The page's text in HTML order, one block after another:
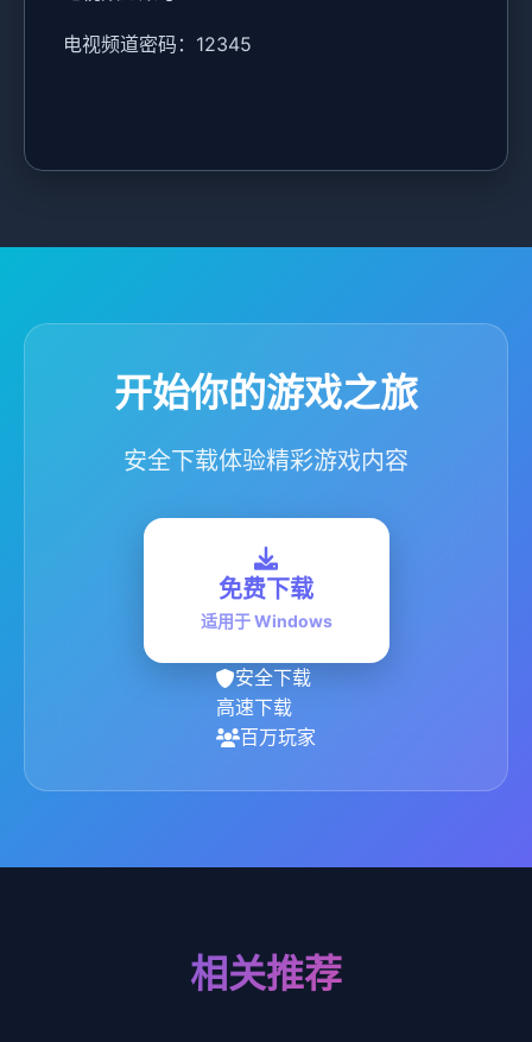
电视频道密码：12345
开始你的游戏之旅
安全下载体验精彩游戏内容
免费下载
适用于 Windows
安全下载
高速下载
百万玩家
相关推荐